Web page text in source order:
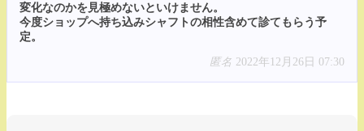
変化なのかを見極めないといけません。
今度ショップへ持ち込みシャフトの相性含めて診てもらう予
定。
匿名 2022年12月26日 07:30